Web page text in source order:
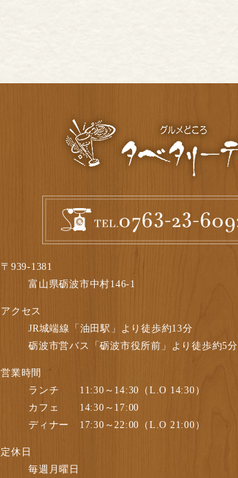
〒939-1381
富山県砺波市中村146-1
アクセス
JR城端線「油田駅」より徒歩約13分
砺波市営バス「砺波市役所前」より徒歩約5分
営業時間
ランチ 11:30～14:30（L.O 14:30）
カフェ 14:30～17:00
ディナー 17:30～22:00（L.O 21:00）
定休日
毎週月曜日